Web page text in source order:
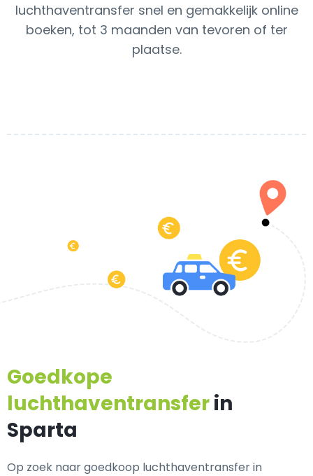
luchthaventransfer snel en gemakkelijk online
boeken, tot 3 maanden van tevoren of ter
plaatse.
Goedkope
luchthaventransferin
Sparta
Op zoek naar goedkoop luchthaventransfer in